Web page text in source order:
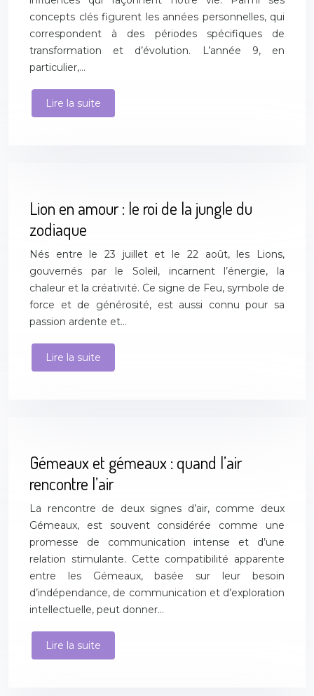
concepts clés figurent les années personnelles, qui
correspondent à des périodes spécifiques de
transformation et d’évolution. L’année 9, en
particulier,…
Lire la suite
Lion en amour : le roi de la jungle du
zodiaque
Nés entre le 23 juillet et le 22 août, les Lions,
gouvernés par le Soleil, incarnent l’énergie, la
chaleur et la créativité. Ce signe de Feu, symbole de
force et de générosité, est aussi connu pour sa
passion ardente et…
Lire la suite
Gémeaux et gémeaux : quand l’air
rencontre l’air
La rencontre de deux signes d’air, comme deux
Gémeaux, est souvent considérée comme une
promesse de communication intense et d’une
relation stimulante. Cette compatibilité apparente
entre les Gémeaux, basée sur leur besoin
d’indépendance, de communication et d’exploration
intellectuelle, peut donner…
Lire la suite